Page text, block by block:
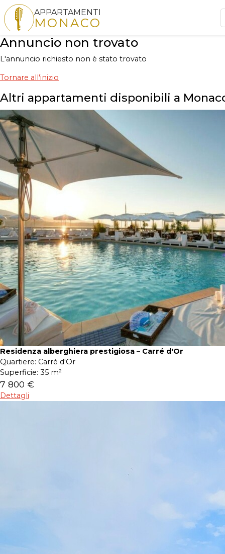
APPARTAMENTI
MONACO
Annuncio non trovato
L'annuncio richiesto non è stato trovato
Tornare all'inizio
Altri appartamenti disponibili a
Residenza alberghiera prestigiosa – Carré d'Or
Quartiere: Carré d'Or
Superficie: 35 m²
7 800 €
Dettagli